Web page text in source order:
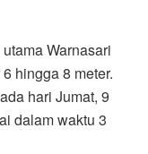
Warnasari
hingga 8 meter.
hari Jumat, 9
dalam waktu 3